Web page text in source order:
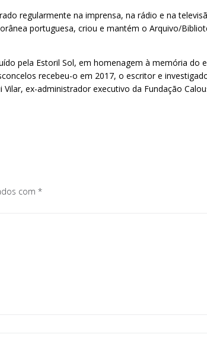
regularmente na imprensa, na rádio e na
portuguesa, criou e mantém o Arquivo/
pela Estoril Sol, em homenagem à memória
recebeu-o em 2017, o escritor e
ex-administrador executivo da Fundação
com *